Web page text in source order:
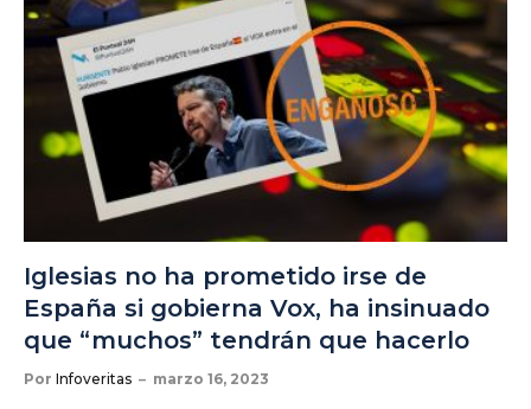
Iglesias no ha prometido irse de
España si gobierna Vox, ha insinuado
que “muchos” tendrán que hacerlo
Por Infoveritas marzo 16, 2023